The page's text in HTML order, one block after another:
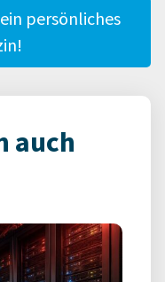
persönliches
auch